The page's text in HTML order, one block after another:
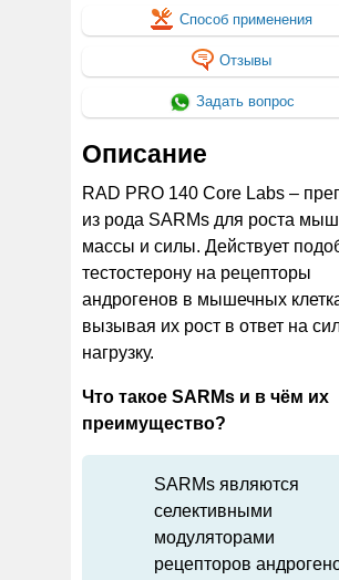
Способ применения
Отзывы
Задать вопрос
Описание
RAD PRO 140 Core Labs –
из рода SARMs для роста
массы и силы. Действует
тестостерону на рецепторы
андрогенов в мышечных
вызывая их рост в ответ на
нагрузку.
Что такое SARMs и в чём их
преимущество?
SARMs являются
селективными
модуляторами
рецепторов